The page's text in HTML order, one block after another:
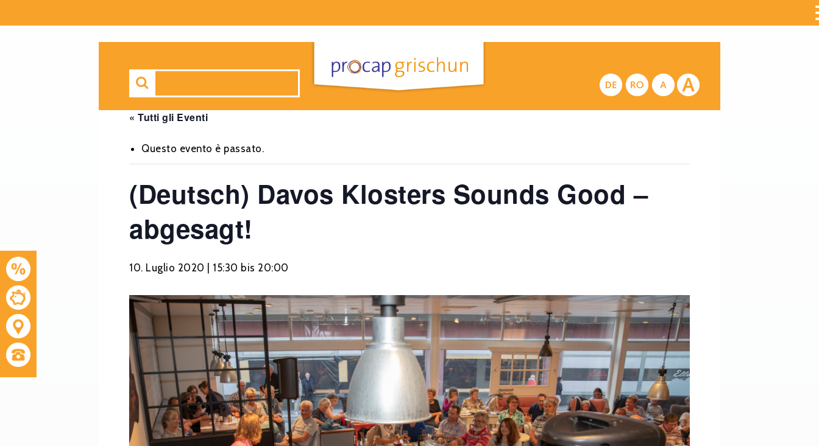
« Tutti gli Eventi
Questo evento è passato.
(Deutsch) Davos Klosters Sounds Good –
abgesagt!
10. Luglio 2020 | 15:30 bis 20:00